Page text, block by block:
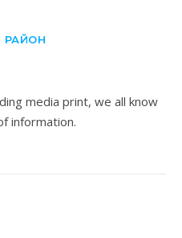
РАЙОН
media print, we all know
information.